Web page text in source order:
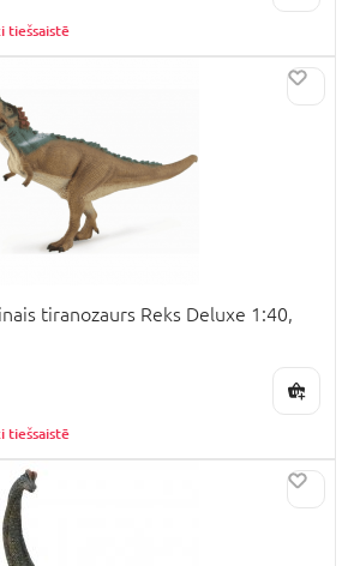
tiešsaistē
tiranozaurs Reks Deluxe 1:40,
tiešsaistē